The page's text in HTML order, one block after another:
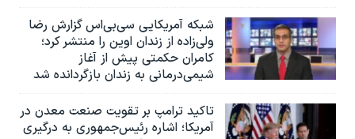
شبکه آمریکایی سی‌بی‌‌اس گزارش رضا
ولی‌زاده از زندان اوین را منتشر کرد؛
کامران حکمتی پیش از آغاز
شیمی‌درمانی به زندان بازگردانده شد
تاکید ترامپ بر تقویت صنعت معدن در
آمریکا؛ اشاره رئیس‌جمهوری به درگیری